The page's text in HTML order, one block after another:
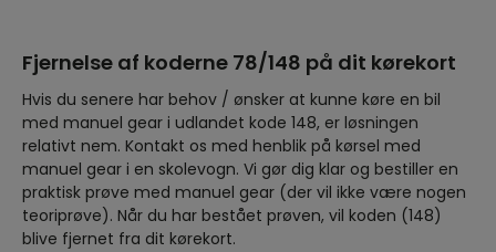
Fjernelse af koderne 78/148 på dit kørekort
Hvis du senere har behov / ønsker at kunne køre en bil
med manuel gear i udlandet kode 148, er løsningen
relativt nem. Kontakt os med henblik på kørsel med
manuel gear i en skolevogn. Vi gør dig klar og bestiller en
praktisk prøve med manuel gear (der vil ikke være nogen
teoriprøve). Når du har bestået prøven, vil koden (148)
blive fjernet fra dit kørekort.